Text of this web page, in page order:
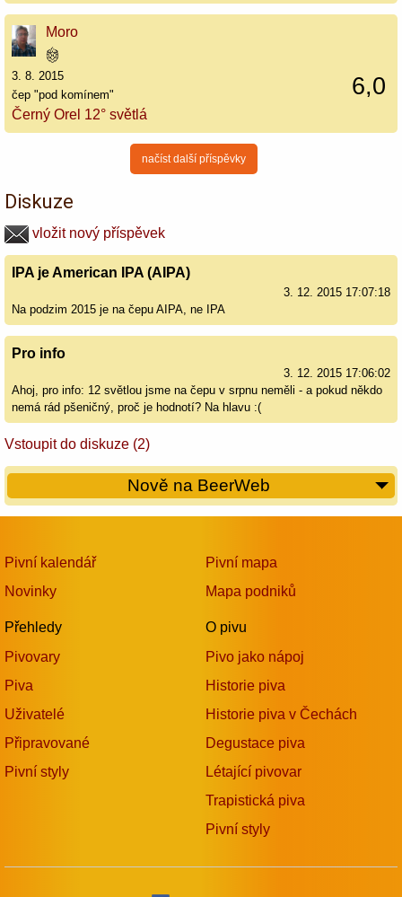
Moro
6,0
3. 8. 2015
čep "pod komínem"
Černý Orel 12° světlá
načíst další příspěvky
Diskuze
vložit nový příspěvek
IPA je American IPA (AIPA)
3. 12. 2015 17:07:18
Na podzim 2015 je na čepu AIPA, ne IPA
Pro info
3. 12. 2015 17:06:02
Ahoj, pro info: 12 světlou jsme na čepu v srpnu neměli - a pokud někdo
nemá rád pšeničný, proč je hodnotí? Na hlavu :(
Vstoupit do diskuze (2)
Nově na BeerWeb
Pivní kalendář
Novinky
Přehledy
Pivovary
Piva
Uživatelé
Připravované
Pivní styly
Pivní mapa
Mapa podniků
O pivu
Pivo jako nápoj
Historie piva
Historie piva v Čechách
Degustace piva
Létající pivovar
Trapistická piva
Pivní styly